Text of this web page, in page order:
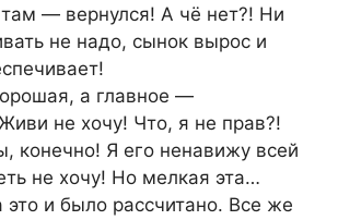
— вернулся! А чё нет?! Ни
не надо, сынок вырос и
а главное —
не хочу! Что, я не прав?!
конечно! Я его ненавижу всей
не хочу! Но мелкая эта…
и было рассчитано. Все же